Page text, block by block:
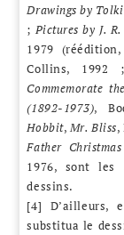
Drawings by
; Pictures by J.
1979
Collins,
Commemorate
(1892-1973),
Hobbit, Mr. Bliss,
Father
1976, sont les
dessins.
[4] D’ailleurs,
substitua le